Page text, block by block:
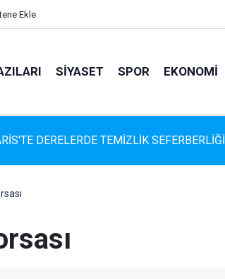
Ekle
SIYASET SPOR EKONOMI
DERELERDE TEMİZLİK SEFERBERLİĞİ